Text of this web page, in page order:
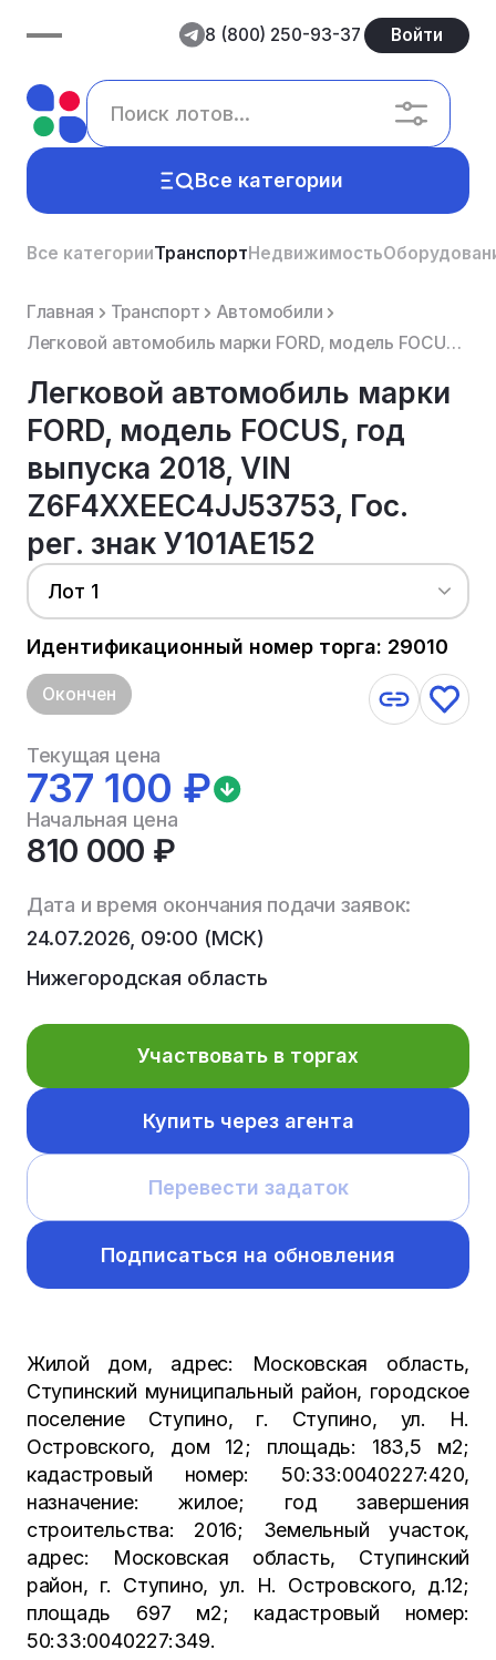
8 (800) 250-93-37 Войти
Все категории
Все категорииТранспортНедвижимость
Главная Транспорт
Автомобили
Легковой автомобиль марки FORD, модель FOCUS, год выпуска 2018, VIN Z6F4XXEEC4JJ53753, Гос. рег. зна...
Легковой автомобиль марки
FORD, модель FOCUS, год
выпуска 2018, VIN
Z6F4XXEEC4JJ53753, Гос.
рег. знак У101АЕ152
Лот 1
Идентификационный номер торга: 29010
Окончен
Текущая цена
737 100 ₽
Начальная цена
810 000 ₽
Дата и время окончания подачи заявок:
24.07.2026, 09:00 (МСК)
Нижегородская область
Участвовать в торгах
Купить через агента
Перевести задаток
Подписаться на обновления
Жилой дом, адрес: Московская область,
Ступинский муниципальный район, городское
поселение Ступино, г. Ступино, ул. Н.
Островского, дом 12; площадь: 183,5 м2;
кадастровый номер: 50:33:0040227:420,
назначение: жилое; год завершения
строительства: 2016; Земельный участок,
адрес: Московская область, Ступинский
район, г. Ступино, ул. Н. Островского, д.12;
площадь 697 м2; кадастровый номер:
50:33:0040227:349.